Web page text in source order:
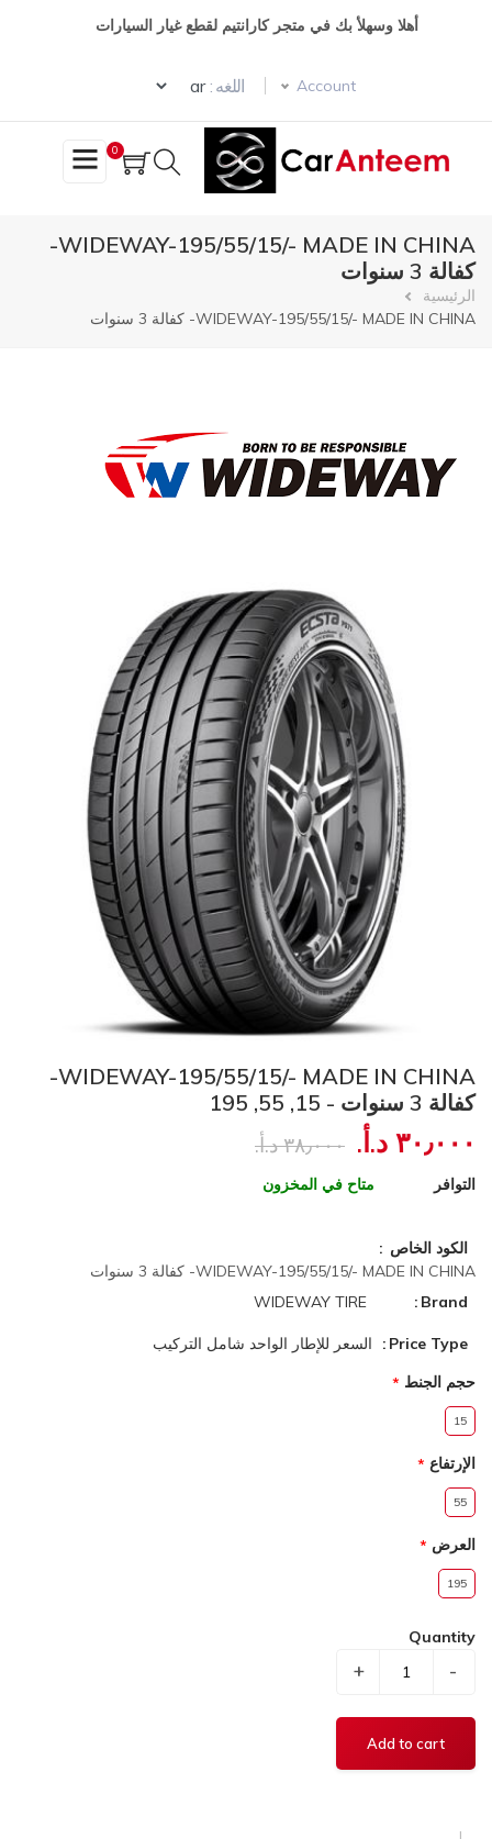
أهلا وسهلأ بك في متجر كارانتيم لقطع غيار السيارات
Account اللغه :
Select your language
0
WIDEWAY-195/55/15/- MADE IN CHINA-
كفالة 3 سنوات
مسار
الرئيسية
WIDEWAY-195/55/15/- MADE IN CHINA- كفالة 3 سنوات
WIDEWAY-195/55/15/- MADE IN CHINA-
كفالة 3 سنوات - 15, 55, 195
٣٠٫٠٠٠ د.أ.‏ ٣٨٫٠٠٠ د.أ.‏
التوافر متاح في المخزون
الكود الخاص
WIDEWAY-195/55/15/- MADE IN CHINA- كفالة 3 سنوات
Brand
WIDEWAY TIRE
Price Type
السعر للإطار الواحد شامل التركيب
حجم الجنط
15
الإرتفاع
55
العرض
195
Quantity
-
+